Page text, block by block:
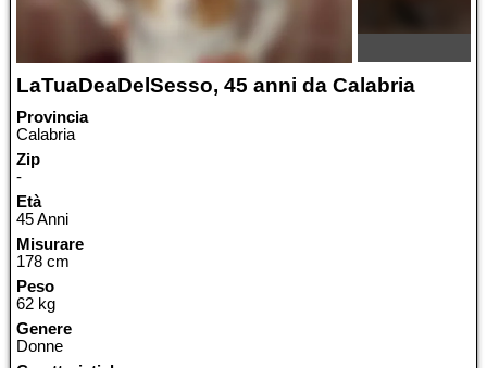
LaTuaDeaDelSesso, 45 anni da Calabria
Provincia
Calabria
Zip
-
Età
45 Anni
Misurare
178 cm
Peso
62 kg
Genere
Donne